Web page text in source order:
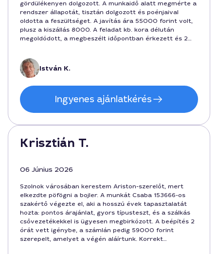
gördülékenyen dolgozott. A munkaidő alatt megmérte a
rendszer állapotát, tisztán dolgozott és poénjaival
oldotta a feszültséget. A javítás ára 55000 forint volt,
plusz a kiszállás 8000. A feladat kb. kora délután
megoldódott, a megbeszélt időpontban érkezett és 2
István K.
Ingyenes ajánlatkérés
Krisztián T.
06 Június 2026
Szolnok városában kerestem Ariston-szerelőt, mert
elkezdte pöfögni a bojler. A munkát Csaba 153666-os
szakértő végezte el, aki a hosszú évek tapasztalatát
hozta: pontos árajánlat, gyors típusteszt, és a szálkás
csővezetékekkel is ügyesen megbirkózott. A beépítés 2
órát vett igénybe, a számlán pedig 59000 forint
szerepelt, amelyet a végén aláírtunk. Korrekt